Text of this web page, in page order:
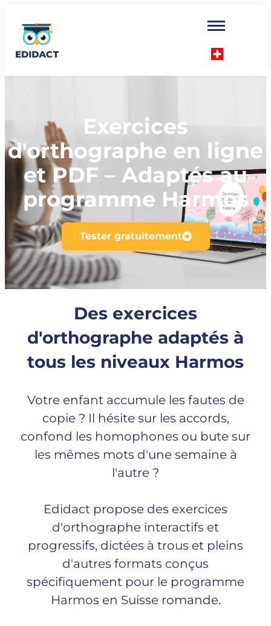
Exercices
d'orthographe en ligne
et PDF – Adaptés au
programme Harmos
Tester gratuitement
Des exercices
d'orthographe adaptés à
tous les niveaux Harmos
Votre enfant accumule les fautes de
copie ? Il hésite sur les accords,
confond les homophones ou bute sur
les mêmes mots d'une semaine à
l'autre ?
Edidact propose des exercices
d'orthographe interactifs et
progressifs, dictées à trous et pleins
d'autres formats conçus
spécifiquement pour le programme
Harmos en Suisse romande.